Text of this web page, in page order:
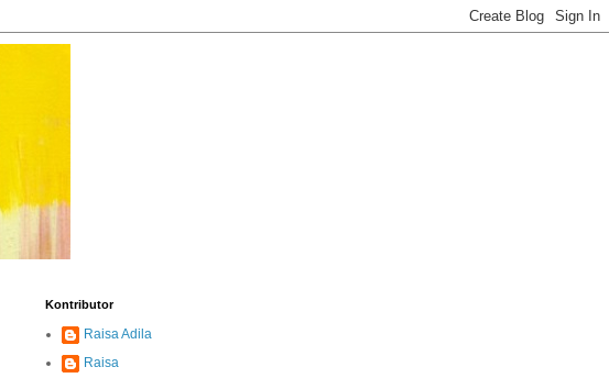
Kontributor
Raisa Adila
Raisa